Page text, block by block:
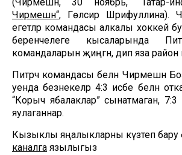
Чирмешән“, Гөлсирә Шәрифуллина).
егетләр командасы алкалы хоккей
беренчелеге кысаларында
командаларын җиңгән, дип яза район
Питрәч командасы белән Чирмешән
уенда безнекеләр 4:3 исәбе белән
“Корыч ябалаклар” сынатмаган, 7:3
яулаганнар.
Кызыклы яңалыкларны күзәтеп бару
каналга язылыгыз